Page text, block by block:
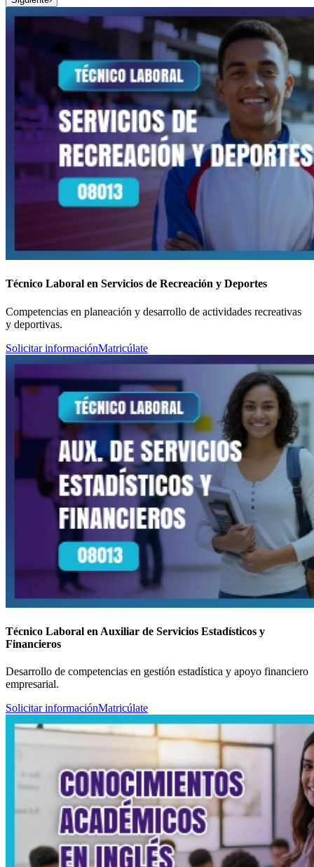
Técnico Laboral en Servicios de Recreación y Deportes
Competencias en planeación y desarrollo de actividades recreativas
y deportivas.
Solicitar informaciónMatricúlate
Técnico Laboral en Auxiliar de Servicios Estadísticos y
Financieros
Desarrollo de competencias en gestión estadística y apoyo financiero
empresarial.
Solicitar informaciónMatricúlate